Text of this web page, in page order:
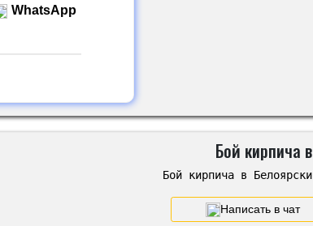
WhatsApp
Бой кирпича
Бой кирпича в
Написать в чат